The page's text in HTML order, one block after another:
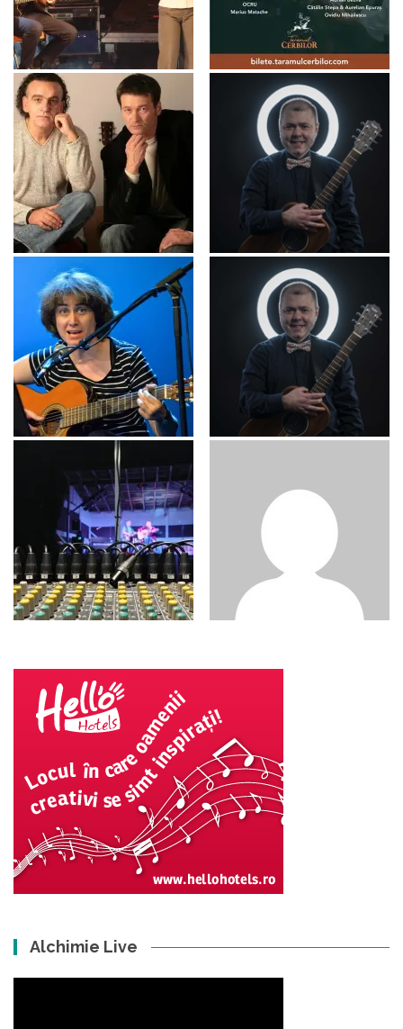
Alchimie Live